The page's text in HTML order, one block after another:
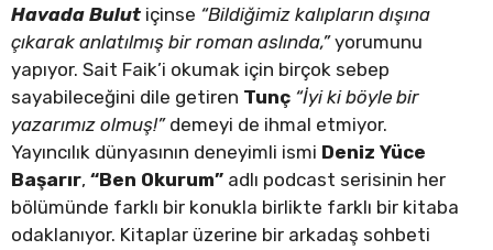
Havada Bulut içinse “Bildiğimiz kalıpların dışına
çıkarak anlatılmış bir roman aslında,”yorumunu
yapıyor. Sait Faik’i okumak için birçok sebep
sayabileceğini dile getiren Tunç “İyi ki böyle bir
yazarımız olmuş!”demeyi de ihmal etmiyor.
Yayıncılık dünyasının deneyimli ismi Deniz Yüce
Başarır, “Ben Okurum” adlı podcast serisinin her
bölümünde farklı bir konukla birlikte farklı bir kitaba
odaklanıyor. Kitaplar üzerine bir arkadaş sohbeti